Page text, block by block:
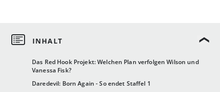
Das Red Hook Projekt: Welchen Plan verfolgen Wilson und
Vanessa Fisk?
Daredevil: Born Again - So endet Staffel 1